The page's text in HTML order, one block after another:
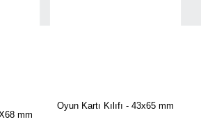
mm
Oyun Kartı Kılıfı - 43x65 mm